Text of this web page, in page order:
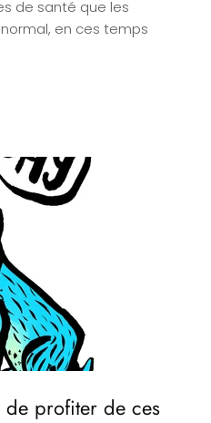
de santé que les
en ces temps
de profiter de ces